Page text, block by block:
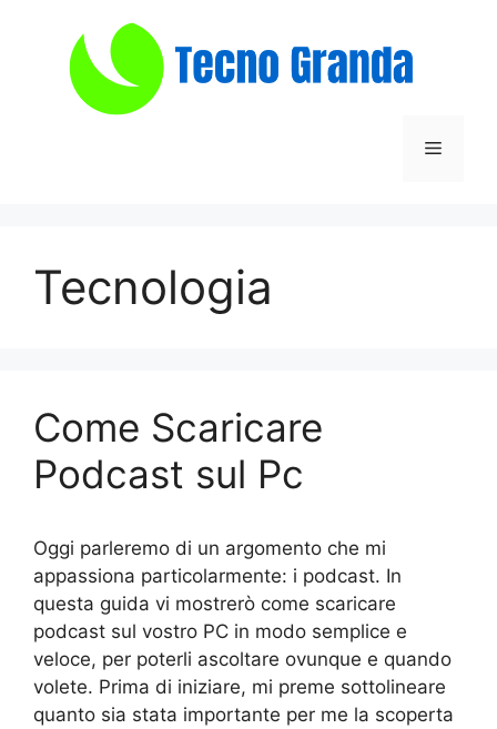
contenuto
Menu
Tecnologia
Come Scaricare
Podcast sul Pc
Oggi parleremo di un argomento che mi
appassiona particolarmente: i podcast. In
questa guida vi mostrerò come scaricare
podcast sul vostro PC in modo semplice e
veloce, per poterli ascoltare ovunque e quando
volete. Prima di iniziare, mi preme sottolineare
quanto sia stata importante per me la scoperta